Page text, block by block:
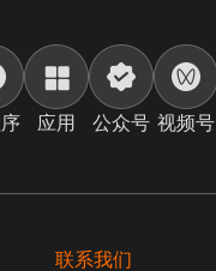
应用 公众号 视频号
联系我们